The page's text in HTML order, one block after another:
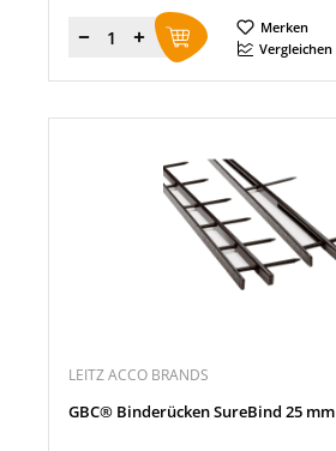
Menge
Merken
Vergleichen
LEITZ ACCO BRANDS
GBC® Binderücken SureBind 25 mm